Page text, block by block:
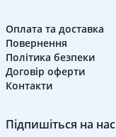
Оплата та доставка
Повернення
Політика безпеки
Договір оферти
Контакти
Підпишіться на нас